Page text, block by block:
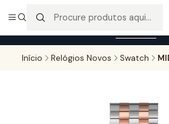
Entregas gratuitas para compras
encomendas serão sujeitas a
Início Relógios Novos Swatch